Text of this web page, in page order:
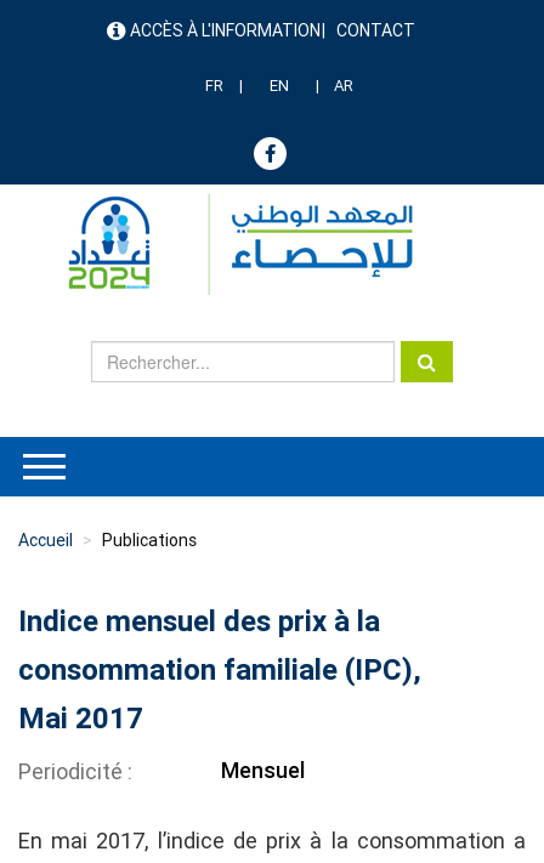
menu ACCÈS À L'INFORMATION CONTACT
FR EN AR
Accueil Publications
Indice mensuel des prix à la
consommation familiale (IPC),
Mai 2017
Periodicité Mensuel
En mai 2017, l’indice de prix à la consommation a